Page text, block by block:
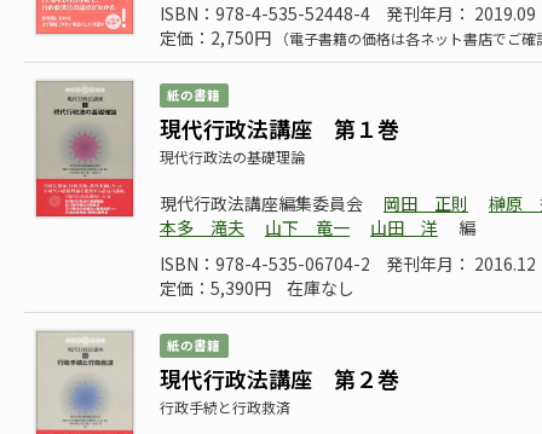
ISBN：978-4-535-52448-4
発刊年月： 2019.09
定価：2,750円
（電子書籍の価格は各ネット書店でご
紙の書籍
現代行政法講座 第１巻
現代行政法の基礎理論
現代行政法講座編集委員会 岡田 正則
榊原
本多 滝夫
山下 竜一 山田 洋
編
ISBN：978-4-535-06704-2
発刊年月： 2016.12
定価：5,390円
在庫なし
紙の書籍
現代行政法講座 第２巻
行政手続と行政救済